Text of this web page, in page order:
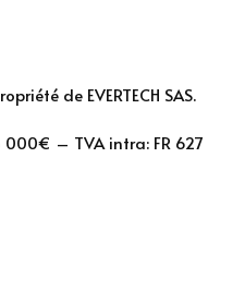
de EVERTECH SAS.
000€ – TVA intra: FR 627